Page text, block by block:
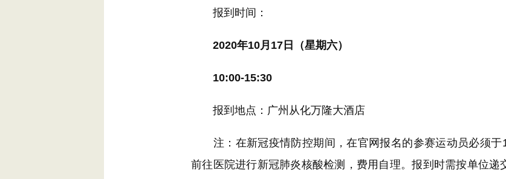
报到时间：
2020年10月17日（星期六）
10:00-15:30
报到地点：广州从化万隆大酒店
注：在新冠疫情防控期间，在官网报名的参赛运动员必须于
前往医院进行新冠肺炎核酸检测，费用自理。报到时需按单位递